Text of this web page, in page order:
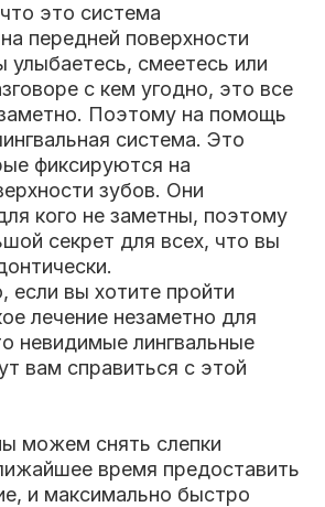
База знаний Публикации
Награды Лицензии
Информация
Контакты
это система
передней поверхности
улыбаетесь, смеетесь или
с кем угодно, это все
Поэтому на помощь
система. Это
фиксируются на
зубов. Они
кого не заметны, поэтому
секрет для всех, что вы
если вы хотите пройти
лечение незаметно для
невидимые лингвальные
вам справиться с этой
можем снять слепки
время предоставить
и максимально быстро